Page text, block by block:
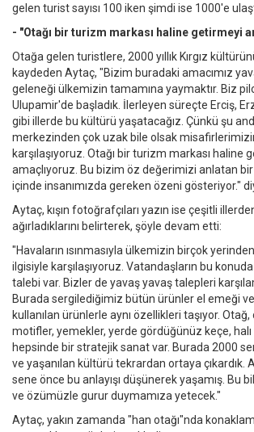
gelen turist sayısı 100 iken şimdi ise 1000'e
- "Otağı bir turizm markası haline getirmeyi
Otağa gelen turistlere, 2000 yıllık Kırgız
kaydeden Aytaç, "Bizim buradaki amacımız
geleneği ülkemizin tamamına yaymaktır. Biz
Ulupamir'de başladık. İlerleyen süreçte Erciş,
gibi illerde bu kültürü yaşatacağız. Çünkü şu
merkezinden çok uzak bile olsak
karşılaşıyoruz. Otağı bir turizm markası haline
amaçlıyoruz. Bu bizim öz değerimizi anlatan
içinde insanımızda gereken özeni gösteriyor."
Aytaç, kışın fotoğrafçıları yazın ise çeşitli
ağırladıklarını belirterek, şöyle devam etti:
"Havaların ısınmasıyla ülkemizin birçok
ilgisiyle karşılaşıyoruz. Vatandaşların bu
talebi var. Bizler de yavaş yavaş talepleri
Burada sergilediğimiz bütün ürünler el emeği ve
kullanılan ürünlerle aynı özellikleri taşıyor.
motifler, yemekler, yerde gördüğünüz keçe, halı
hepsinde bir stratejik sanat var. Burada 2000
ve yaşanılan kültürü tekrardan ortaya çıkardık.
sene önce bu anlayışı düşünerek yaşamış. Bu
ve özümüzle gurur duymamıza yetecek."
Aytaç, yakın zamanda "han otağı"nda